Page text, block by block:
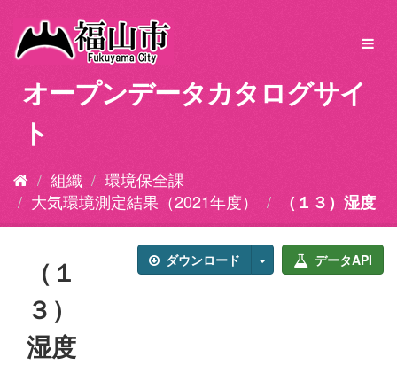
オープンデータカタログサイ
ト
組織
環境保全課
大気環境測定結果（2021年度）
（１３）湿度
ダウンロード データAPI
（１
３）
湿度